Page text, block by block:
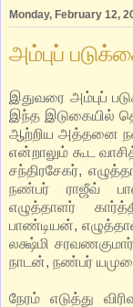
Monday, February 12,
அம்புப்
இதுவரை அம்புப்
இந்த இடுகையில்
ஆற்றிய அத்தனை
என்றாலும் கூட
சந்திரசேகர்,
நண்பர் ராஜீவ்
எழுத்தாளர்
பாண்டியன்,
லக்ஷ்மி
நாடன், நண்பர்
நேரம் எடுத்து